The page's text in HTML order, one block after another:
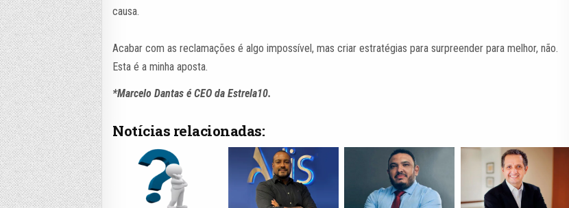
causa.
Acabar com as reclamações é algo impossível, mas criar estratégias para surpreender para melhor, não.
Esta é a minha aposta.
*Marcelo Dantas é CEO da Estrela10.
Notícias relacionadas: